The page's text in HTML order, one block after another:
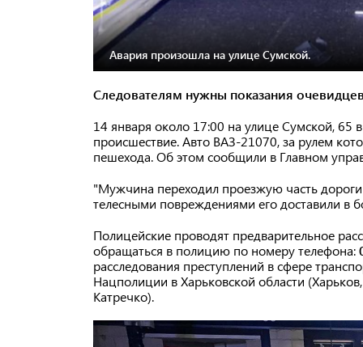
Авария произошла на улице Сумской.
Следователям нужны показания
14 января около 17:00 на улице Сумской,
происшествие. Авто ВАЗ-21070, за рулем
пешехода. Об этом сообщили в Главном
"Мужчина переходил проезжую часть
телесными повреждениями его доставили в
Полицейские проводят предварительное
обращаться в полицию по номеру телефона:
расследования преступлений в сфере
Нацполиции в Харьковской области
Катречко).